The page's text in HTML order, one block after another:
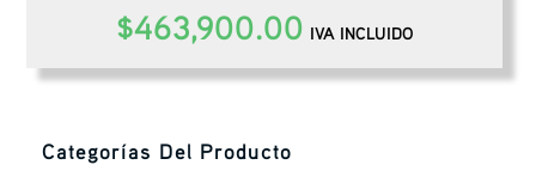
$463,900.00 IVA INCLUIDO
Categorías Del Producto